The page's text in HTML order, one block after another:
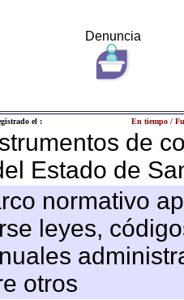
Denuncia
el : En tiempo /
de
Estado de
normativo
leyes,
otros